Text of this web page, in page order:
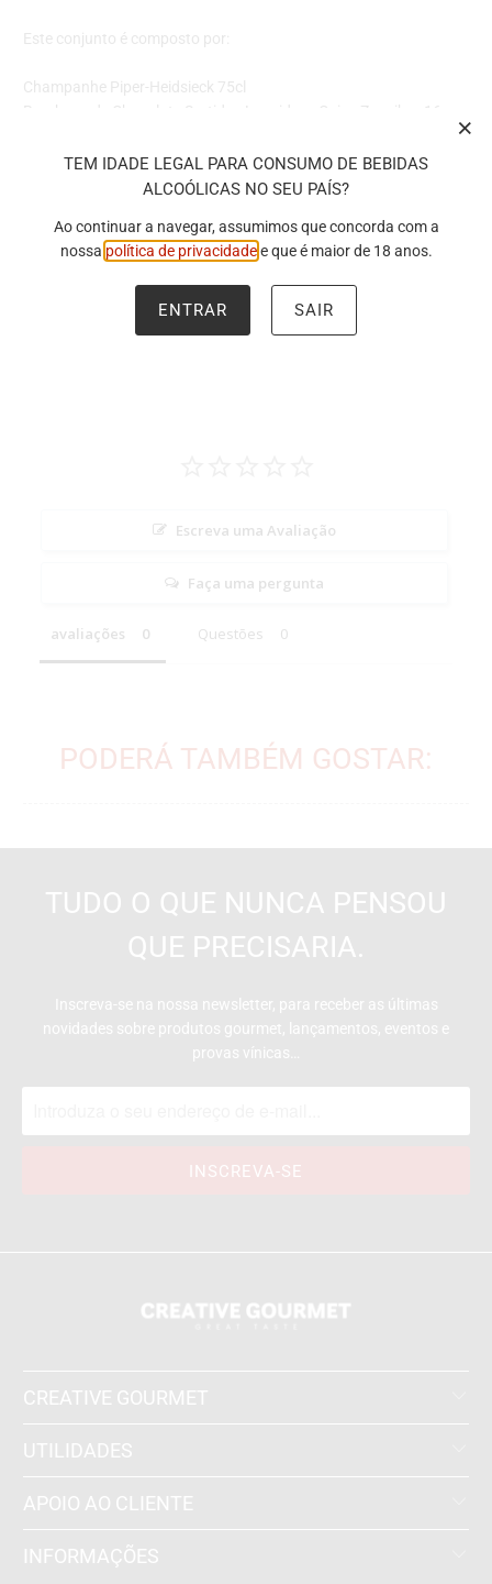
disponível
Este conjunto é composto por:
Champanhe Piper-Heidsieck 75cl
Bombons de Chocolate Sortidos Leonidas - Caixa Zanzibar 16 un.
**Para mais informações sobre a composição do Pack, por favor,
ver página individual do produto.
Escreva uma Avaliação
Faça uma pergunta
avaliações Questões
PODERÁ TAMBÉM GOSTAR:
TUDO O QUE NUNCA PENSOU
QUE PRECISARIA.
Inscreva-se na nossa newsletter, para receber as últimas
novidades sobre produtos gourmet, lançamentos, eventos e
provas vínicas…
CREATIVE GOURMET
UTILIDADES
APOIO AO CLIENTE
INFORMAÇÕES
TEM IDADE LEGAL PARA CONSUMO DE BEBIDAS
ALCOÓLICAS NO SEU PAÍS?
Ao continuar a navegar, assumimos que concorda com a
nossa política de privacidadee que é maior de 18 anos.
ENTRAR SAIR